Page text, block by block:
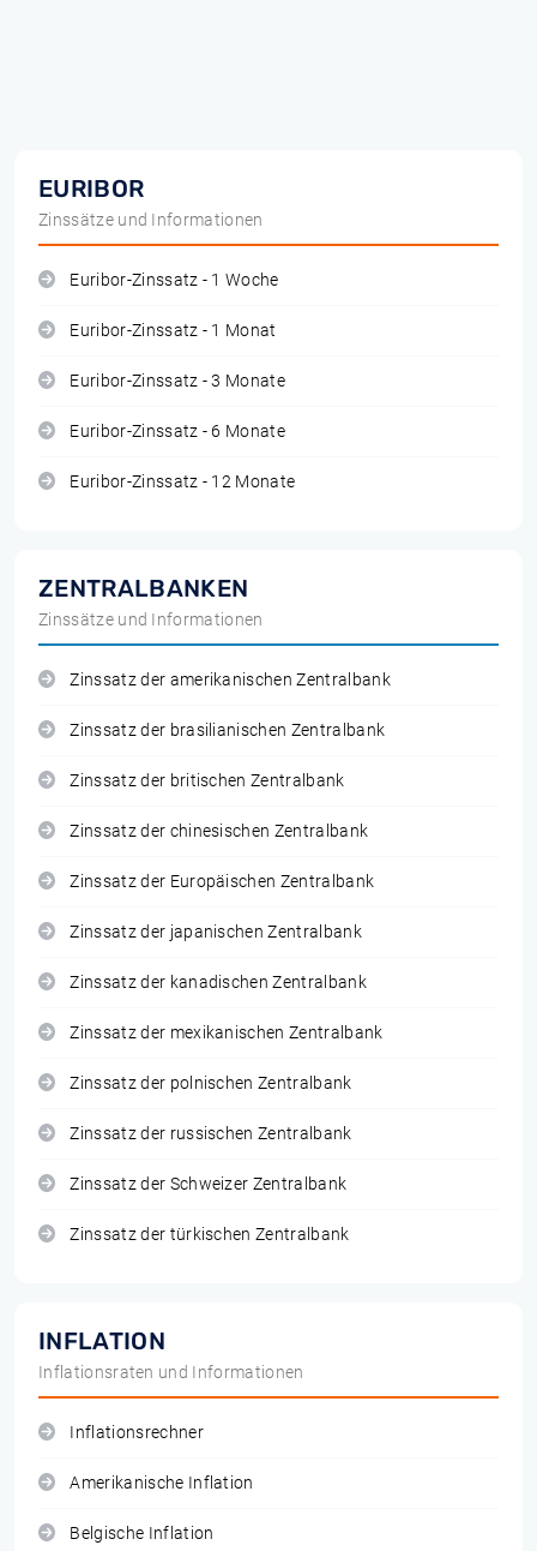
EURIBOR
Zinssätze und Informationen
Euribor-Zinssatz - 1 Woche
Euribor-Zinssatz - 1 Monat
Euribor-Zinssatz - 3 Monate
Euribor-Zinssatz - 6 Monate
Euribor-Zinssatz - 12 Monate
ZENTRALBANKEN
Zinssätze und Informationen
Zinssatz der amerikanischen Zentralbank
Zinssatz der brasilianischen Zentralbank
Zinssatz der britischen Zentralbank
Zinssatz der chinesischen Zentralbank
Zinssatz der Europäischen Zentralbank
Zinssatz der japanischen Zentralbank
Zinssatz der kanadischen Zentralbank
Zinssatz der mexikanischen Zentralbank
Zinssatz der polnischen Zentralbank
Zinssatz der russischen Zentralbank
Zinssatz der Schweizer Zentralbank
Zinssatz der türkischen Zentralbank
INFLATION
Inflationsraten und Informationen
Inflationsrechner
Amerikanische Inflation
Belgische Inflation